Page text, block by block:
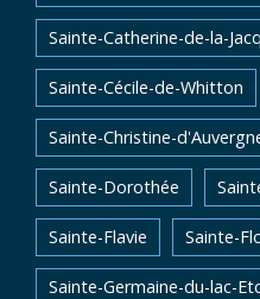
Sainte-Catherine-de-la-
Sainte-Cécile-de-Whitton
Sainte-Christine-
Sainte-Dorothée
Sainte-Flavie Sainte-
Sainte-Germaine-du-lac-